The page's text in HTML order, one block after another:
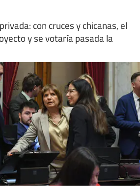
con cruces y chicanas, el
y se votaría pasada la